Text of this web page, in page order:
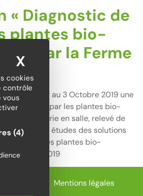
cookies
contrôle
vous
(4)
X MASQUER LE
« Diagnostic de
plantes bio-
» par la Ferme
du 1er au 3 Octobre 2019 une
de sol par les plantes bio-
: théorie en salle, relevé de
inventaires et études des solutions
de sol par les plantes bio-
3 octobre 2019
Mentions légales